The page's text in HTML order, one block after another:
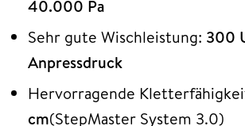
40.000 Pa
Sehr gute Wischleistung: 300
Anpressdruck
Hervorragende
cm(StepMaster System 3.0)